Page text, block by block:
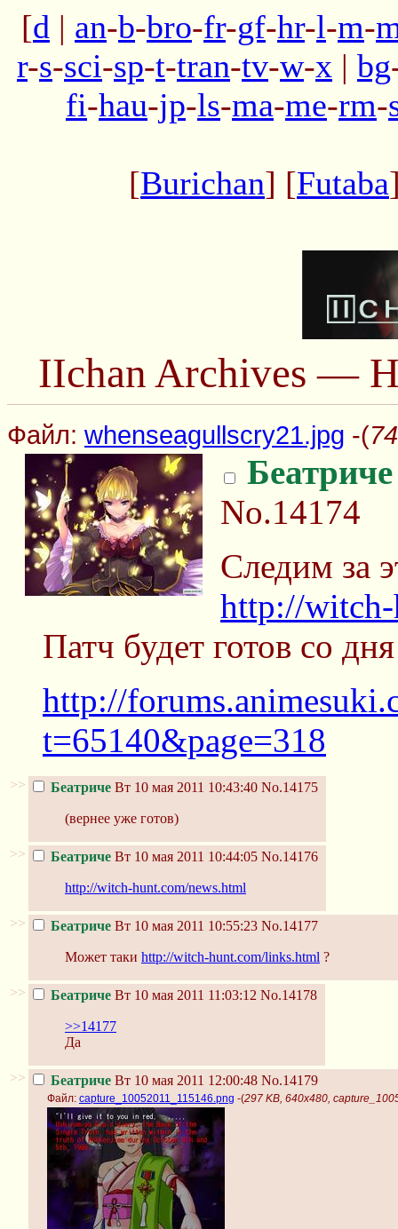
[d | an-b-bro-fr-gf-hr-l-m-
r-s-sci-sp-t-tran-tv-w-x | bg
fi-hau-jp-ls-ma-me-rm-
[Burichan] [Futaba
IIchan Archives —
Файл: whenseagullscry21.jpg -(
Беатриче
No.14174
Следим за
http://witch-
Патч будет готов со
http://
t=65140&page=318
>> Беатриче Вт 10 мая 2011 10:43:40 No.14175
(вернее уже готов)
>> Беатриче Вт 10 мая 2011 10:44:05 No.14176
http://witch-hunt.com/news.html
>> Беатриче Вт 10 мая 2011 10:55:23 No.14177
Может таки http://witch-hunt.com/links.html ?
>> Беатриче Вт 10 мая 2011 11:03:12 No.14178
>>14177
Да
>> Беатриче Вт 10 мая 2011 12:00:48 No.14179
Файл: capture_10052011_115146.png -(297 KB, 640x480,